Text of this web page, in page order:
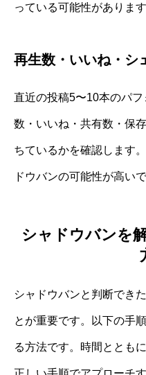
っている可能性があります
再生数・いいね・シ
直近の投稿5〜10本のパ
数・いいね・共有数・保
ちているかを確認します
ドウバンの可能性が高いで
シャドウバンを
シャドウバンと判断でき
とが重要です。以下の手
る方法です。時間ととも